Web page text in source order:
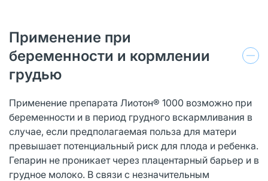
Применение при
беременности и кормлении
грудью
Применение препарата Лиотон® 1000 возможно при
беременности и в период грудного вскармливания в
случае, если предполагаемая польза для матери
превышает потенциальный риск для плода и ребенка.
Гепарин не проникает через плацентарный барьер и в
грудное молоко. В связи с незначительным